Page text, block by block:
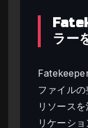
ラー
ファイル
リソース
リケーシ